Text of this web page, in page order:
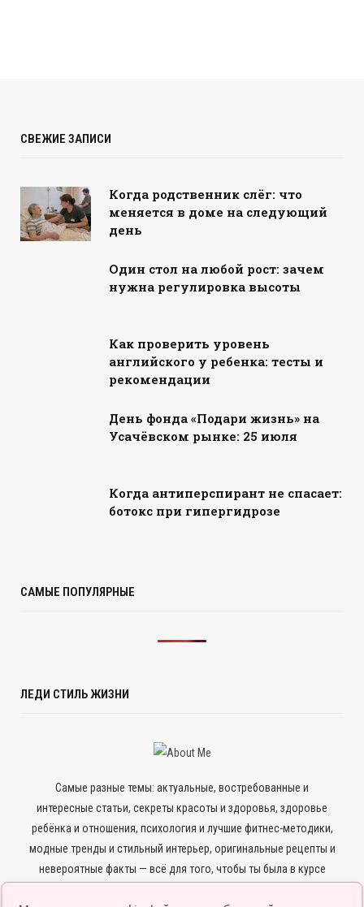
СВЕЖИЕ ЗАПИСИ
Когда родственник слёг: что
меняется в доме на следующий
день
Один стол на любой рост: зачем
нужна регулировка высоты
Как проверить уровень
английского у ребенка: тесты и
рекомендации
День фонда «Подари жизнь» на
Усачёвском рынке: 25 июля
Когда антиперспирант не спасает:
ботокс при гипергидрозе
САМЫЕ ПОПУЛЯРНЫЕ
ЛЕДИ СТИЛЬ ЖИЗНИ
Самые разные темы: актуальные, востребованные и
интересные статьи, секреты красоты и здоровья, здоровье
ребёнка и отношения, психология и лучшие фитнес-методики,
модные тренды и стильный интерьер, оригинальные рецепты и
невероятные факты — всё для того, чтобы ты была в курсе